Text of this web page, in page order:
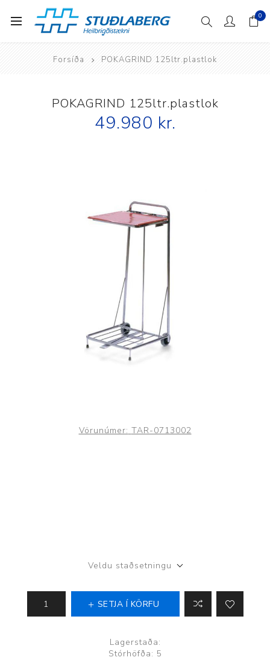
0
Forsíða POKAGRIND 125ltr.plastlok
POKAGRIND 125ltr.plastlok
49.980 kr.
Vörunúmer: TAR-0713002
Veldu staðsetningu
SETJA Í KÖRFU
Lagerstaða:
Stórhöfða: 5